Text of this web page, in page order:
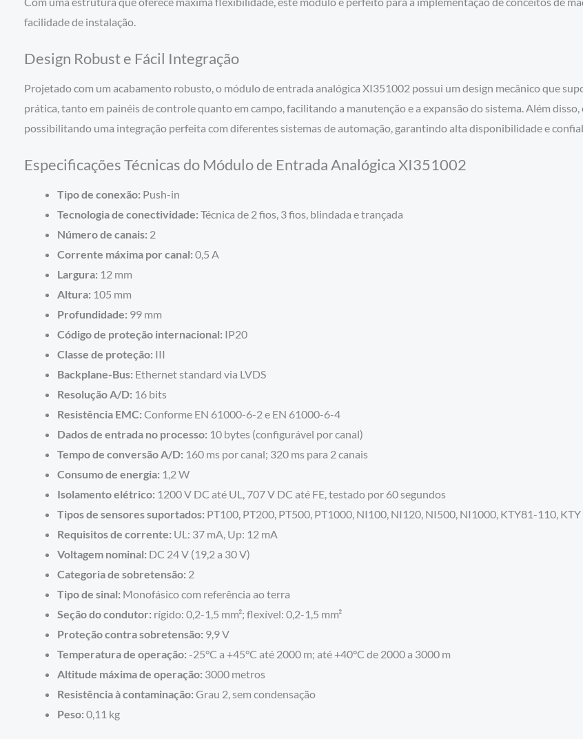
facilidade de instalação.
Design Robust e Fácil Integração
Projetado com um acabamento robusto, o módulo de entrada analógica XI351002 possui um design mecânico que
prática, tanto em painéis de controle quanto em campo, facilitando a manutenção e a expansão do sistema. Além
possibilitando uma integração perfeita com diferentes sistemas de automação, garantindo alta disponibilidade e
Especificações Técnicas do Módulo de Entrada Analógica XI351002
Tipo de conexão: Push-in
Tecnologia de conectividade: Técnica de 2 fios, 3 fios, blindada e trançada
Número de canais: 2
Corrente máxima por canal: 0,5 A
Largura: 12 mm
Altura: 105 mm
Profundidade: 99 mm
Código de proteção internacional: IP20
Classe de proteção: III
Backplane-Bus: Ethernet standard via LVDS
Resolução A/D: 16 bits
Resistência EMC: Conforme EN 61000-6-2 e EN 61000-6-4
Dados de entrada no processo: 10 bytes (configurável por canal)
Tempo de conversão A/D: 160 ms por canal; 320 ms para 2 canais
Consumo de energia: 1,2 W
Isolamento elétrico: 1200 V DC até UL, 707 V DC até FE, testado por 60 segundos
Tipos de sensores suportados: PT100, PT200, PT500, PT1000, NI100, NI120, NI500, NI1000, KTY81-110,
Requisitos de corrente: UL: 37 mA, Up: 12 mA
Voltagem nominal: DC 24 V (19,2 a 30 V)
Categoria de sobretensão: 2
Tipo de sinal: Monofásico com referência ao terra
Seção do condutor: rígido: 0,2-1,5 mm²; flexível: 0,2-1,5 mm²
Proteção contra sobretensão: 9,9 V
Temperatura de operação: -25°C a +45°C até 2000 m; até +40°C de 2000 a 3000 m
Altitude máxima de operação: 3000 metros
Resistência à contaminação: Grau 2, sem condensação
Peso: 0,11 kg